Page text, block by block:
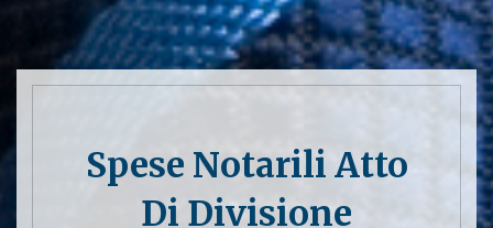
Spese Notarili Atto
Di Divisione